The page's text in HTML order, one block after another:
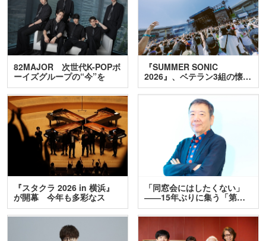
82MAJOR 次世代K-POPボ
ーイズグループの“今”を
訊…
『SUMMER SONIC
2026』、ベテラン3組の懐…
『スタクラ 2026 in 横浜』
が開幕 今年も多彩なス
テ…
「同窓会にはしたくない」
――15年ぶりに集う「第…